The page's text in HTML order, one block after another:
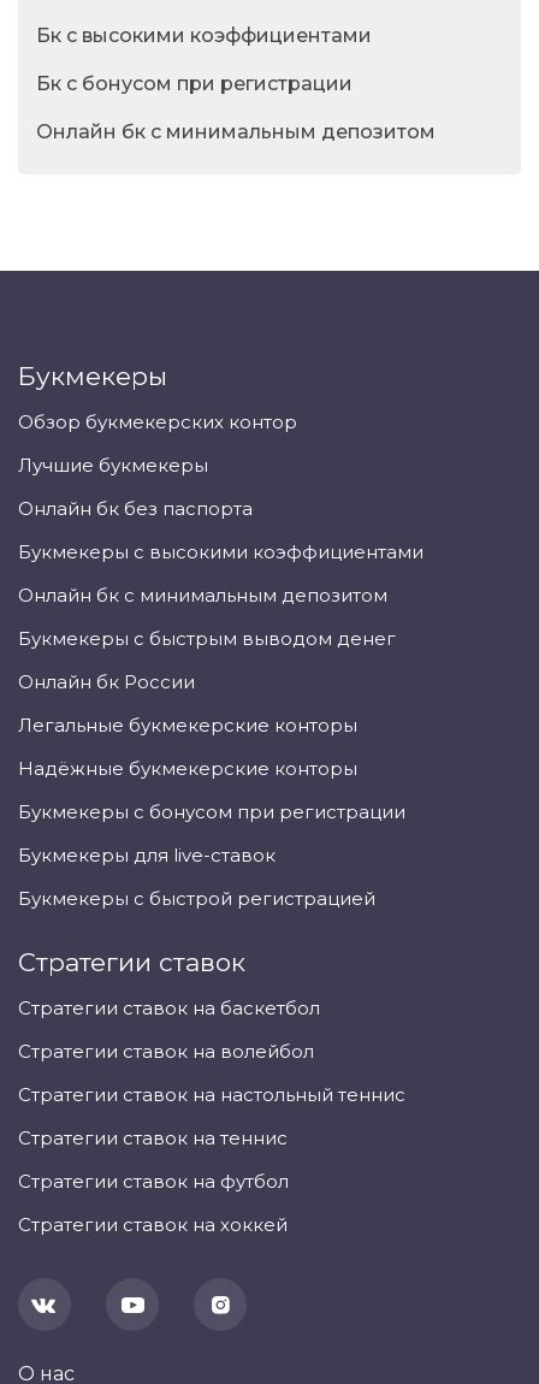
Бк с высокими коэффициентами
Бк с бонусом при регистрации
Онлайн бк с минимальным депозитом
Букмекеры
Обзор букмекерских контор
Лучшие букмекеры
Онлайн бк без паспорта
Букмекеры с высокими коэффициентами
Онлайн бк с минимальным депозитом
Букмекеры с быстрым выводом денег
Онлайн бк России
Легальные букмекерские конторы
Надёжные букмекерские конторы
Букмекеры с бонусом при регистрации
Букмекеры для live-ставок
Букмекеры с быстрой регистрацией
Стратегии ставок
Стратегии ставок на баскетбол
Стратегии ставок на волейбол
Стратегии ставок на настольный теннис
Стратегии ставок на теннис
Стратегии ставок на футбол
Стратегии ставок на хоккей
О нас